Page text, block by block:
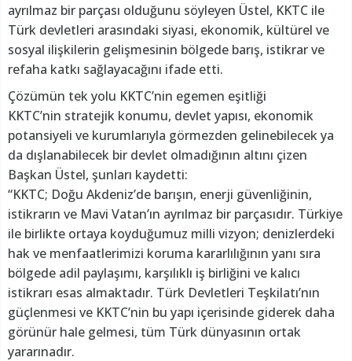
ayrılmaz bir parçası olduğunu söyleyen Üstel, KKTC ile
Türk devletleri arasındaki siyasi, ekonomik, kültürel ve
sosyal ilişkilerin gelişmesinin bölgede barış, istikrar ve
refaha katkı sağlayacağını ifade etti.
Çözümün tek yolu KKTC’nin egemen eşitliği
KKTC’nin stratejik konumu, devlet yapısı, ekonomik
potansiyeli ve kurumlarıyla görmezden gelinebilecek ya
da dışlanabilecek bir devlet olmadığının altını çizen
Başkan Üstel, şunları kaydetti:
“KKTC; Doğu Akdeniz’de barışın, enerji güvenliğinin,
istikrarın ve Mavi Vatan’ın ayrılmaz bir parçasıdır. Türkiye
ile birlikte ortaya koyduğumuz milli vizyon; denizlerdeki
hak ve menfaatlerimizi koruma kararlılığının yanı sıra
bölgede adil paylaşımı, karşılıklı iş birliğini ve kalıcı
istikrarı esas almaktadır. Türk Devletleri Teşkilatı’nın
güçlenmesi ve KKTC’nin bu yapı içerisinde giderek daha
görünür hale gelmesi, tüm Türk dünyasının ortak
yararınadır.